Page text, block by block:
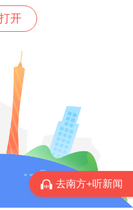
前。”11月22日，冬
有三候：一候虹藏不
云霭；二候天气上
万物失去生机；三
，静待岁暮。冬非
序。这土地在静默
绵长。详情>>
开
去南方+听新闻